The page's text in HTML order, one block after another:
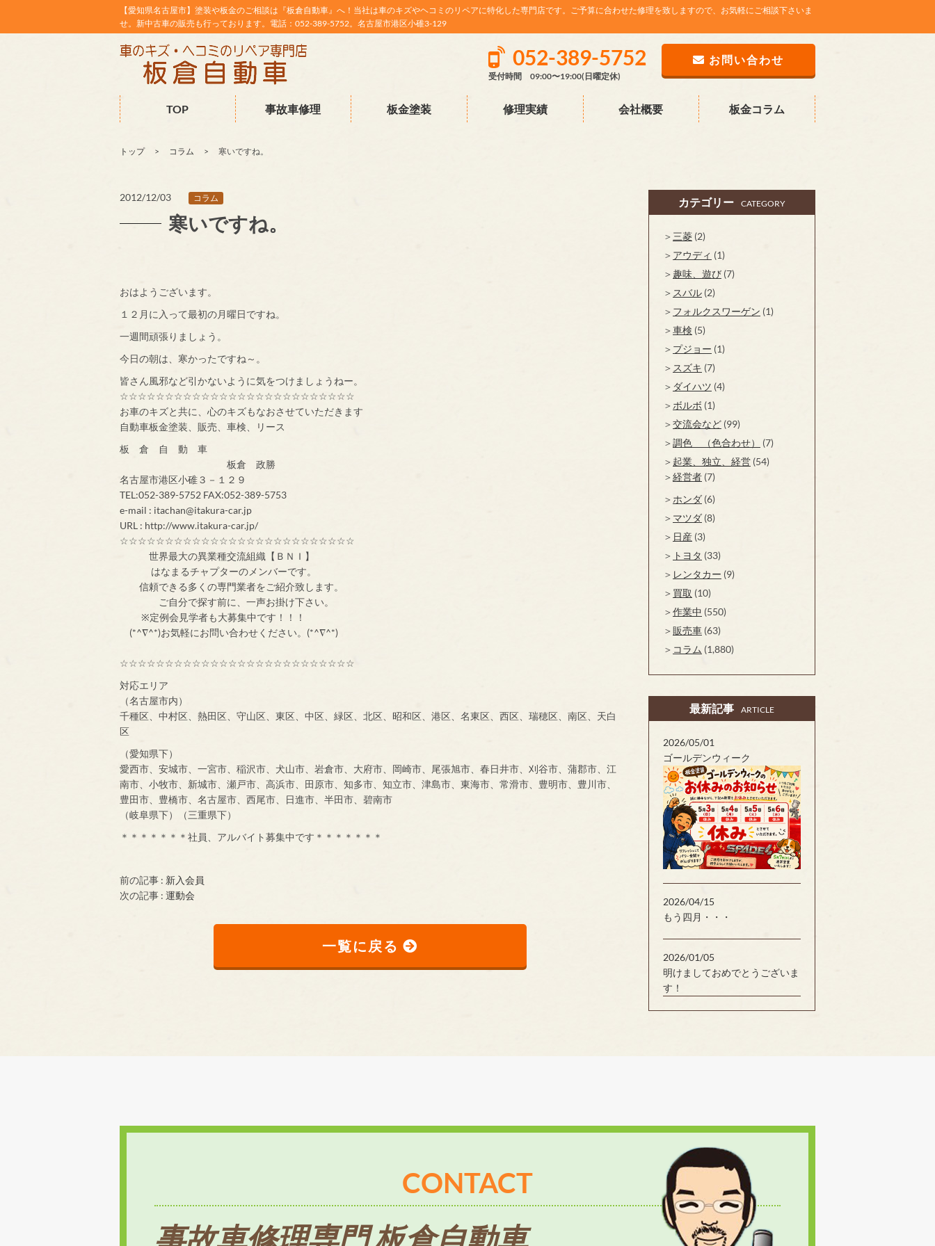
【愛知県名古屋市】塗装や板金のご相談は『板倉自動車』へ！当社は車のキズやヘコミのリペアに特化した専門店です。ご予算に合わせた修理を致しますので、お気軽にご相談下さいま
せ。新中古車の販売も行っております。電話：052-389-5752。名古屋市港区小碓3-129
052-389-5752
受付時間 09:00〜19:00(日曜定休)
お問い合わせ
TOP 事故車修理 板金塗装 修理実績 会社概要 板金コラム
トップ コラム 寒いですね。
2012/12/03 コラム
寒いですね。
おはようございます。
１２月に入って最初の月曜日ですね。
一週間頑張りましょう。
今日の朝は、寒かったですね～。
皆さん風邪など引かないように気をつけましょうねー。
☆☆☆☆☆☆☆☆☆☆☆☆☆☆☆☆☆☆☆☆☆☆☆☆☆☆
お車のキズと共に、心のキズもなおさせていただきます
自動車板金塗装、販売、車検、リース
板 倉 自 動 車
板倉 政勝
名古屋市港区小碓３－１２９
TEL:052-389-5752 FAX:052-389-5753
e-mail : itachan@itakura-car.jp
URL : http://www.itakura-car.jp/
☆☆☆☆☆☆☆☆☆☆☆☆☆☆☆☆☆☆☆☆☆☆☆☆☆☆
世界最大の異業種交流組織【ＢＮＩ】
はなまるチャプターのメンバーです。
信頼できる多くの専門業者をご紹介致します。
ご自分で探す前に、一声お掛け下さい。
※定例会見学者も大募集中です！！！
(*^∇^*)お気軽にお問い合わせください。(*^∇^*)
☆☆☆☆☆☆☆☆☆☆☆☆☆☆☆☆☆☆☆☆☆☆☆☆☆☆
対応エリア
（名古屋市内）
千種区、中村区、熱田区、守山区、東区、中区、緑区、北区、昭和区、港区、名東区、西区、瑞穂区、南区、天白
区
（愛知県下）
愛西市、安城市、一宮市、稲沢市、犬山市、岩倉市、大府市、岡崎市、尾張旭市、春日井市、刈谷市、蒲郡市、江
南市、小牧市、新城市、瀬戸市、高浜市、田原市、知多市、知立市、津島市、東海市、常滑市、豊明市、豊川市、
豊田市、豊橋市、名古屋市、西尾市、日進市、半田市、碧南市
（岐阜県下）（三重県下）
＊＊＊＊＊＊＊社員、アルバイト募集中です＊＊＊＊＊＊＊
前の記事 : 新入会員
次の記事 : 運動会
一覧に戻る
カテゴリー CATEGORY
三菱 (2)
アウディ (1)
趣味、遊び (7)
スバル (2)
フォルクスワーゲン (1)
車検 (5)
プジョー (1)
スズキ (7)
ダイハツ (4)
ボルボ (1)
交流会など (99)
調色 （色合わせ）
(7)
起業、独立、経営 (54)
経営者 (7)
ホンダ (6)
マツダ (8)
日産 (3)
トヨタ (33)
レンタカー (9)
買取 (10)
作業中 (550)
販売車 (63)
コラム (1,880)
最新記事 ARTICLE
2026/05/01
ゴールデンウィーク
2026/04/15
もう四月・・・
2026/01/05
明けましておめでとうございま
す！
CONTACT
事故車修理専門 板倉自動車